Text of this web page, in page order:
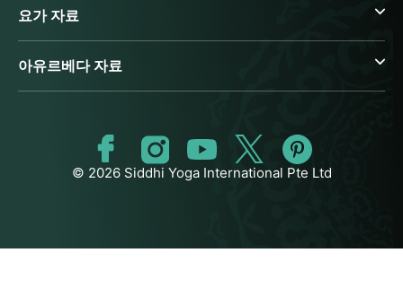
요가 자료
아유르베다 자료
© 2026 Siddhi Yoga International Pte Ltd